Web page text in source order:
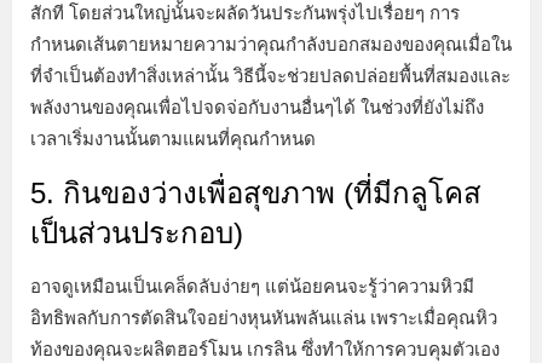
สักที โดยส่วนใหญ่นั้นจะผลัดวันประกันพรุ่งไปเรื่อยๆ การ
กำหนดเส้นตายหมายความว่าคุณกำลังบอกสมองของคุณเมื่อใน
ที่จำเป็นต้องทำสิ่งเหล่านั้น วิธีนี้จะช่วยปลดปล่อยพื้นที่สมองและ
พลังงานของคุณเพื่อไปจดจ่อกับงานอื่นๆได้ ในช่วงที่ยังไม่ถึง
เวลาเริ่มงานนั้นตามแผนที่คุณกำหนด
5. กินของว่างเพื่อสุขภาพ (ที่มีกลูโคส
เป็นส่วนประกอบ)
อาจดูเหมือนเป็นเคล็ดลับง่ายๆ แต่น้อยคนจะรู้ว่าความหิวมี
อิทธิพลกับการตัดสินใจอย่างหุนหันพลันแล่น เพราะเมื่อคุณหิว
ท้องของคุณจะผลิตฮอร์โมน เกรลิน ซึ่งทำให้การควบคุมตัวเอง